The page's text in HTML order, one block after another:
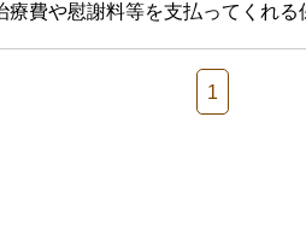
療費や慰謝料等を支払ってくれる
1